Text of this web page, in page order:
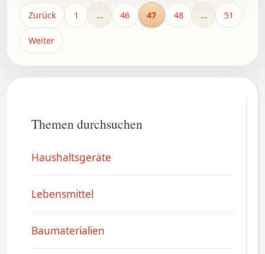
Zurück 1 … 46 47 48 … 51
Weiter
Themen durchsuchen
Haushaltsgeräte
Lebensmittel
Baumaterialien